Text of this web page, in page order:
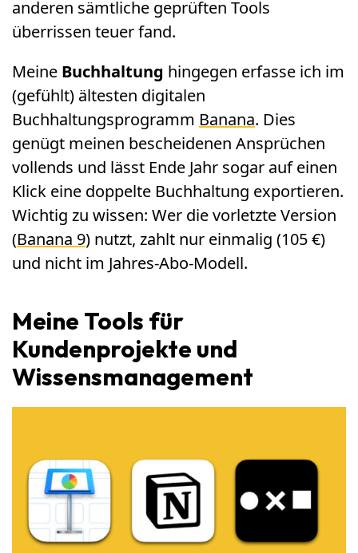
anderen sämtliche geprüften Tools
überrissen teuer fand.
Meine Buchhaltung hingegen erfasse ich im
(gefühlt) ältesten digitalen
Buchhaltungsprogramm Banana. Dies
genügt meinen bescheidenen Ansprüchen
vollends und lässt Ende Jahr sogar auf einen
Klick eine doppelte Buchhaltung exportieren.
Wichtig zu wissen: Wer die vorletzte Version
(Banana 9) nutzt, zahlt nur einmalig (105 €)
und nicht im Jahres-Abo-Modell.
Meine Tools für
Kundenprojekte und
Wissensmanagement